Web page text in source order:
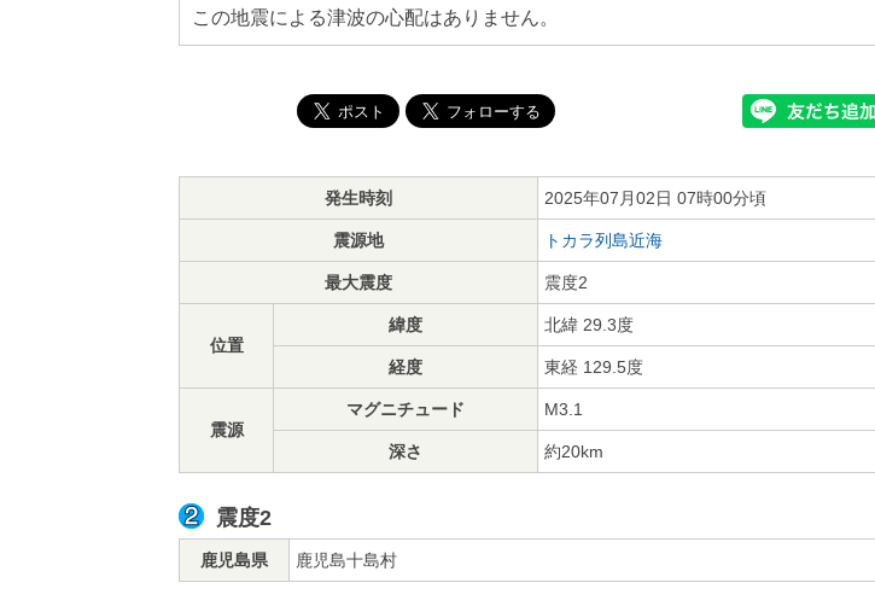
この地震による津波の心配はありません。
発生時刻 2025年07月02日 07時00分頃
震源地 トカラ列島近海
最大震度 震度2
位置
緯度 北緯 29.3度
経度 東経 129.5度
震源
マグニチュード M3.1
深さ 約20km
震度2
鹿児島県 鹿児島十島村